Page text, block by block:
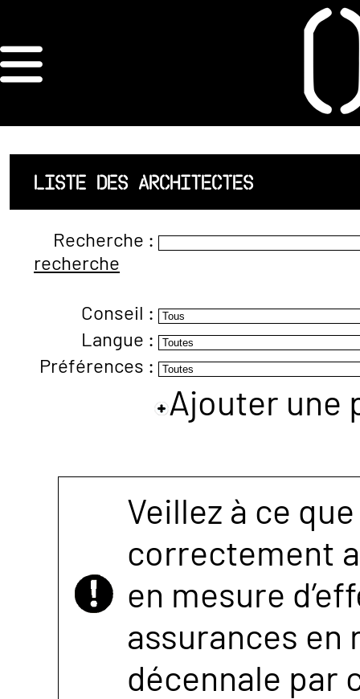
ORDRE DES
ARCHITECTES
ACCUEIL
LISTE DES
ARCHITECTES
JURISPRUDENCE
ANNEXE 4 CODT
LISTE DES ARCHITECTES
Recherche :
recherche
Conseil :
Langue :
Préférences :
Ajouter une
Veillez à ce
correctement
en mesure
assurances
décennale par